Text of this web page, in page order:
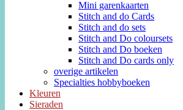
Mini garenkaarten
Stitch and do Cards
Stitch and do sets
Stitch and Do coloursets
Stitch and Do boeken
Stitch and Do cards only
overige artikelen
Specialties hobbyboeken
Kleuren
Sieraden